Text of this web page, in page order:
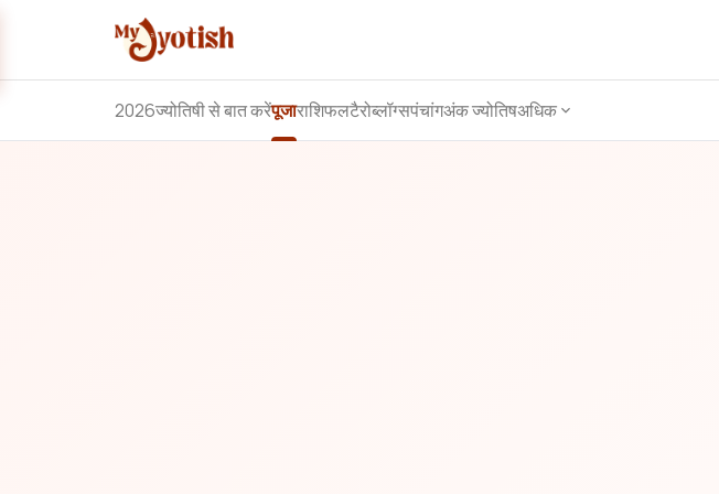
2026ज्योतिषी से बात करेंपूजाराशिफलटैरोब्लॉग्सपंचांगअंक ज्योतिषअधिक